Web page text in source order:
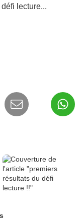
lecture...